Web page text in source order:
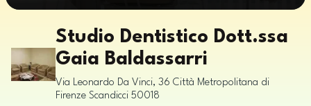
Studio Dentistico Dott.ssa
Gaia Baldassarri
Via Leonardo Da Vinci, 36 Città Metropolitana di
Firenze Scandicci 50018